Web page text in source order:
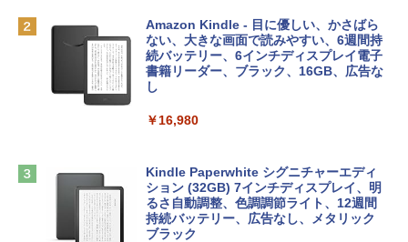
￥162,598
tomtoc 360°保護 15.6 16インチ パソコ
ンケース Dell NEC Lavie ASUS HP dyna
Apple 2026 MacBook Air M5チップ搭載
13インチノートブック：AIとApple Intell
igence、13.6インチLiquid Retinaディ
スプレイ、24GBユニファイドメモリ、1
Microsoft Office Home & Business 202
4(最新 永続版)|オンラインコード版|Wind
ows11、10/mac対応|PC2台
￥39,582
インゲームコード】 ロブロックス | オン
ラインコード版
￥3,200
出す プロンプトの言葉 AI画像生成シリー
ズ (はぴーイラストLabo)
￥480
ClaudeCode いちばんやさしい 教科書:
にもKindle出版にも！ 非エンジニアのた
めのAIコーディング入門シリーズ
￥99
Amazon Kindle - 目に優しい、かさばら
ない、大きな画面で読みやすい、6週間持
続バッテリー、6インチディスプレイ電子
書籍リーダー、ブラック、16GB、広告な
し
￥16,980
Kindle Paperwhite シグニチャーエディ
ション (32GB) 7インチディスプレイ、明
るさ自動調整、色調調節ライト、12週間
持続バッテリー、広告なし、メタリック
ブラック